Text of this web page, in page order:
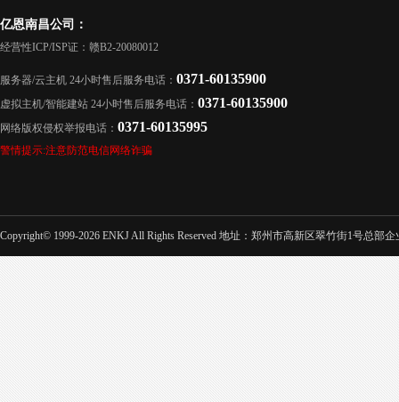
亿恩南昌公司：
经营性ICP/ISP证：赣B2-20080012
服务器/云主机 24小时售后服务电话： 0371-60135900
虚拟主机/智能建站 24小时售后服务电话： 0371-60135900
网络版权侵权举报电话： 0371-60135995
警情提示:注意防范电信网络诈骗
Copyright© 1999-2026 ENKJ All Rights Reserved 地址：郑州市高新区翠竹街1号